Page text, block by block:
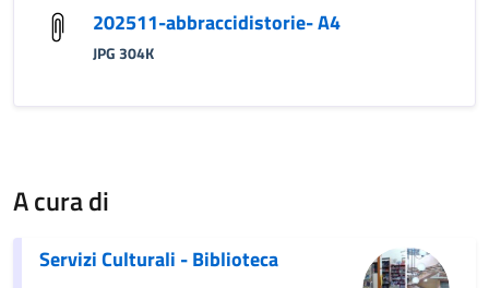
202511-abbraccidistorie- A4
JPG 304K
A cura di
Servizi Culturali - Biblioteca